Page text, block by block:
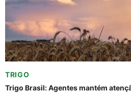
TRIGO
Trigo Brasil: Agentes mantém